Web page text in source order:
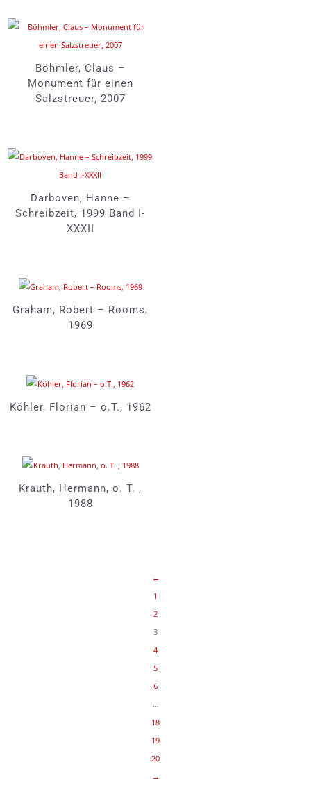
Böhmler, Claus –
Monument für einen
Salzstreuer, 2007
Darboven, Hanne –
Schreibzeit, 1999 Band I-
XXXII
Graham, Robert – Rooms,
1969
Köhler, Florian – o.T., 1962
Krauth, Hermann, o. T. ,
1988
←
1
2
3
4
5
6
…
18
19
20
→